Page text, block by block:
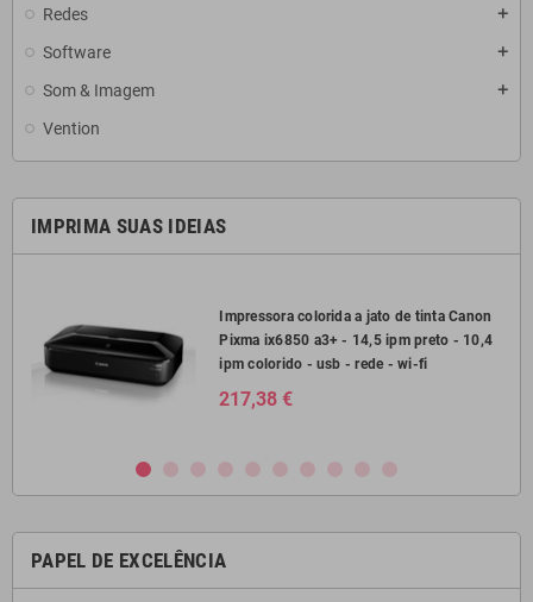
Redes add
Software add
Som & Imagem add
Vention
IMPRIMA SUAS IDEIAS
Impressora colorida a jato de tinta Canon
Pixma ix6850 a3+ - 14,5 ipm preto - 10,4
ipm colorido - usb - rede - wi-fi
217,38 €
PAPEL DE EXCELÊNCIA